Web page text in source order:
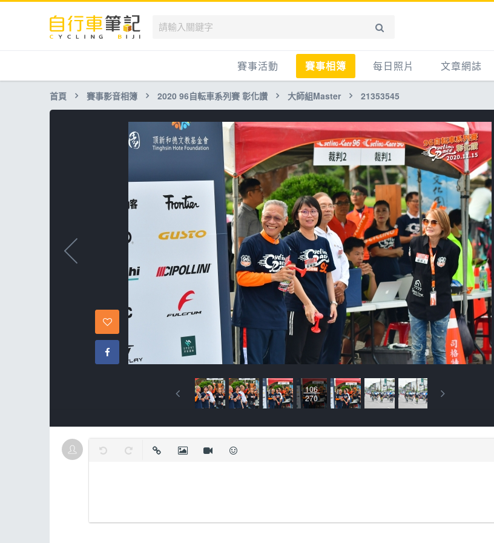
賽事活動
國內
國外
兒童滑步車
跟著筆記騎車去
賽事相簿
賽事影音相簿
自行車好影片
每日照片 文章網誌
知識
新聞
產品
賽事
心得
路線
主題
首頁 賽事影音相簿 2020 96自転車系列賽 彰化讚 大師組Master 21353545
106
270